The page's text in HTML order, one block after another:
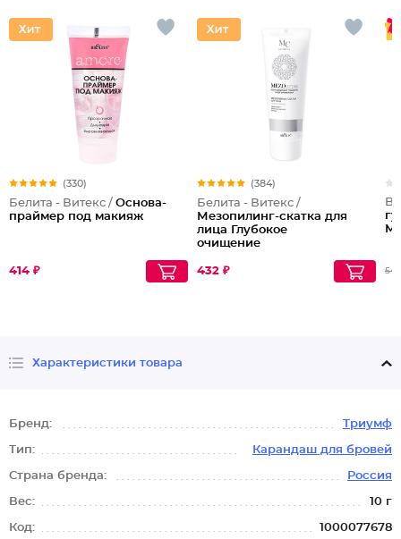
(330)
Белита - Витекс / Основа-
праймер под макияж
414 ₽
(384)
Белита - Витекс /
Мезопилинг-скатка для
лица Глубокое
очищение
432 ₽ 549
Характеристики товара
Бренд: Триумф
Тип: Карандаш для бровей
Страна бренда: Россия
Вес: 10 г
Код: 1000077678